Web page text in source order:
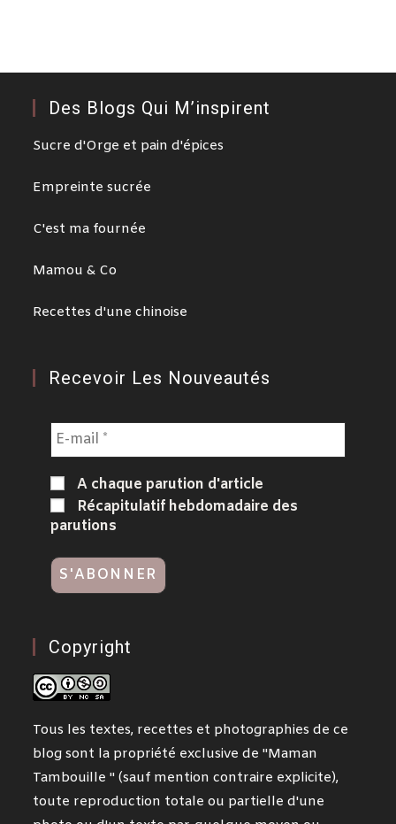
Des Blogs Qui M’inspirent
Sucre d'Orge et pain d'épices
Empreinte sucrée
C'est ma fournée
Mamou & Co
Recettes d'une chinoise
Recevoir Les Nouveautés
A chaque parution d'article
Récapitulatif hebdomadaire des
parutions
Copyright
Tous les textes, recettes et photographies de ce
blog sont la propriété exclusive de "Maman
Tambouille " (sauf mention contraire explicite),
toute reproduction totale ou partielle d'une